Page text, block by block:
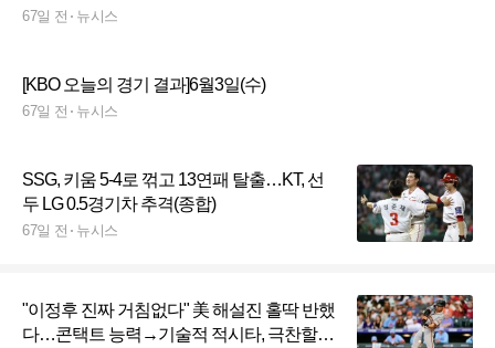
67일 전 뉴시스
[KBO 오늘의 경기 결과]6월3일(수)
67일 전 뉴시스
SSG, 키움 5-4로 꺾고 13연패 탈출…KT, 선
두 LG 0.5경기차 추격(종합)
67일 전 뉴시스
"이정후 진짜 거침없다" 美 해설진 홀딱 반했
다…콘택트 능력→기술적 적시타, 극찬할